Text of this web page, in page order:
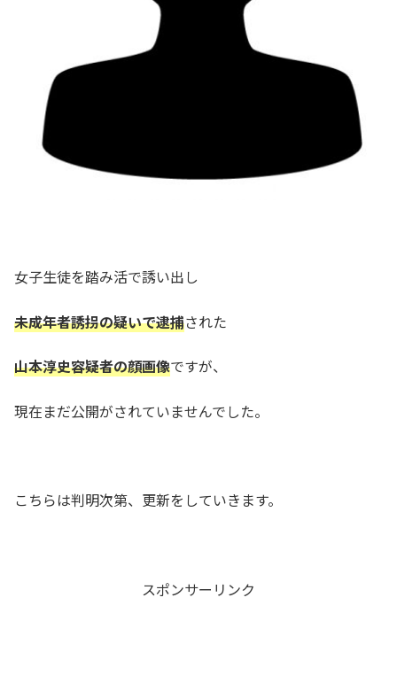
女子生徒を踏み活で誘い出し
未成年者誘拐の疑いで逮捕された
山本淳史容疑者の顔画像ですが、
現在まだ公開がされていませんでした。
こちらは判明次第、更新をしていきます。
スポンサーリンク